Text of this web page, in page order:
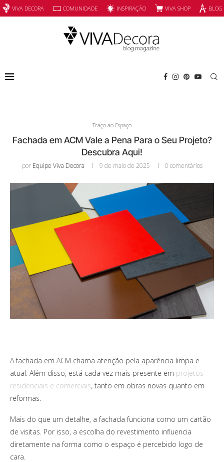
VIVA DECORA COMUNIDADE INSPIRAÇÃO VIVA SHOP
Traço ao Espaço
Fachada em ACM Vale a Pena Para o Seu Projeto?
Descubra Aqui!
por Equipe Viva Decora 9 de maio de 2025 0 comentários
A fachada em ACM chama atenção pela aparência limpa e
atual. Além disso, está cada vez mais presente em projetos
residenciais e comerciais, tanto em obras novas quanto em
reformas.
Mais do que um detalhe, a fachada funciona como um cartão
de visitas. Por isso, a escolha do revestimento influencia
diretamente na forma como o espaço é percebido logo de
cara.